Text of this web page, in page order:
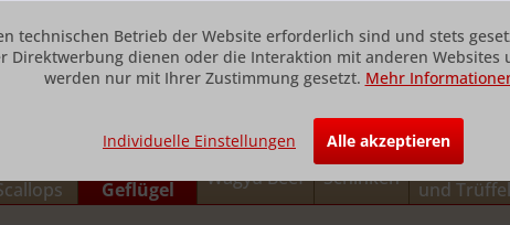
Geflügel
Wagyu Beef Schinken
Foie Gras
und Trüffel
technischen Betrieb der Website erforderlich sind und stets
Direktwerbung dienen oder die Interaktion mit anderen Websites
werden nur mit Ihrer Zustimmung gesetzt. Mehr
Individuelle Einstellungen Alle akzeptieren